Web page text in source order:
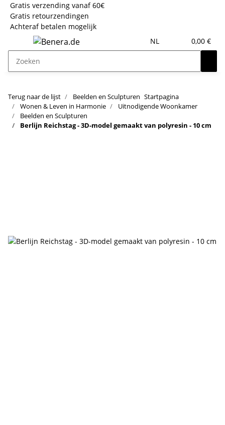
Gratis verzending vanaf 60€
Gratis retourzendingen
Achteraf betalen mogelijk
NL
0,00 €
Terug naar de lijst Beelden en Sculpturen Startpagina
Wonen & Leven in Harmonie
Uitnodigende Woonkamer
Beelden en Sculpturen
Berlijn Reichstag - 3D-model gemaakt van polyresin - 10 cm